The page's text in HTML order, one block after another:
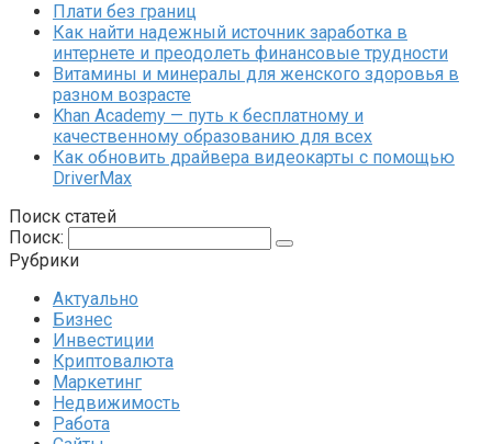
Плати без границ
Как найти надежный источник заработка в
интернете и преодолеть финансовые трудности
Витамины и минералы для женского здоровья в
разном возрасте
Khan Academy — путь к бесплатному и
качественному образованию для всех
Как обновить драйвера видеокарты с помощью
DriverMax
Поиск статей
Поиск:
Рубрики
Актуально
Бизнес
Инвестиции
Криптовалюта
Маркетинг
Недвижимость
Работа